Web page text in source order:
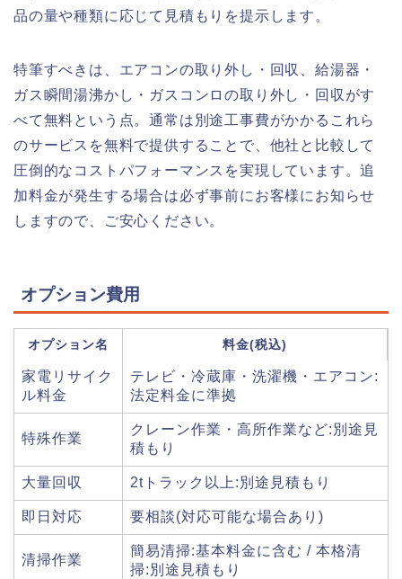
品の量や種類に応じて見積もりを提示します。
特筆すべきは、エアコンの取り外し・回収、給湯器・
ガス瞬間湯沸かし・ガスコンロの取り外し・回収がす
べて無料という点。通常は別途工事費がかかるこれら
のサービスを無料で提供することで、他社と比較して
圧倒的なコストパフォーマンスを実現しています。追
加料金が発生する場合は必ず事前にお客様にお知らせ
しますので、ご安心ください。
オプション費用
オプション名 料金(税込)
家電リサイク
ル料金
テレビ・冷蔵庫・洗濯機・エアコン:
法定料金に準拠
特殊作業
クレーン作業・高所作業など:別途見
積もり
大量回収 2tトラック以上:別途見積もり
即日対応 要相談(対応可能な場合あり)
清掃作業
簡易清掃:基本料金に含む / 本格清
掃:別途見積もり